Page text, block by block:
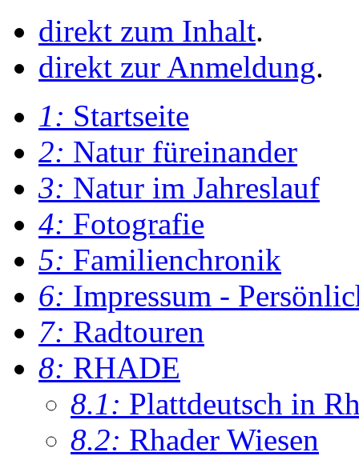
direkt zum Inhalt.
direkt zur Anmeldung.
1: Startseite
2: Natur füreinander
3: Natur im Jahreslauf
4: Fotografie
5: Familienchronik
6: Impressum -
7: Radtouren
8: RHADE
8.1: Plattdeutsch in
8.2: Rhader Wiesen